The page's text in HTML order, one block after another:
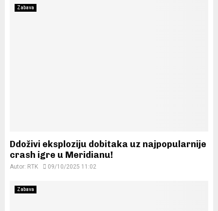
Zabava
Ddoživi eksploziju dobitaka uz najpopularnije
crash igre u Meridianu!
Autor: RTK 09/10/2025 11:02
Zabava